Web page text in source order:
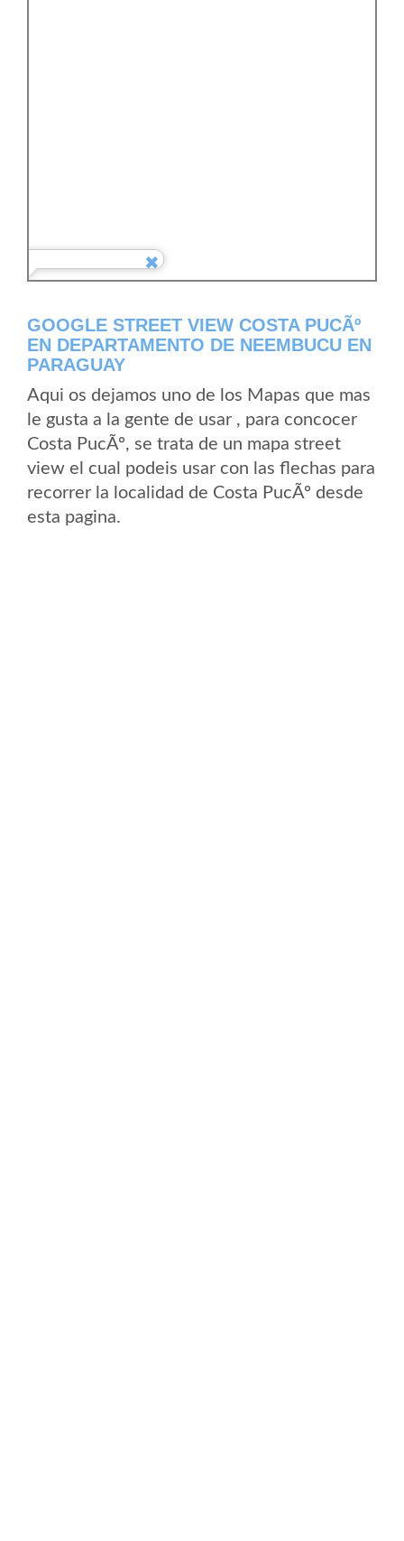
GOOGLE STREET VIEW COSTA PUCÃº
EN DEPARTAMENTO DE NEEMBUCU EN
PARAGUAY
Aqui os dejamos uno de los Mapas que mas
le gusta a la gente de usar , para concocer
Costa PucÃº, se trata de un mapa street
view el cual podeis usar con las flechas para
recorrer la localidad de Costa PucÃº desde
esta pagina.